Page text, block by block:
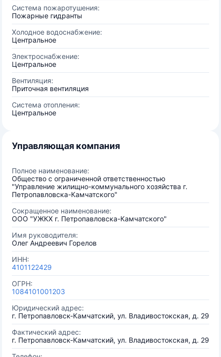
Система пожаротушения:
Пожарные гидранты
Холодное водоснабжение:
Центральное
Электроснабжение:
Центральное
Вентиляция:
Приточная вентиляция
Система отопления:
Центральное
Управляющая компания
Полное наименование:
Общество с ограниченной ответственностью
"Управление жилищно-коммунального хозяйства г.
Петропавловска-Камчатского"
Сокращенное наименование:
ООО "УЖКХ г. Петропавловска-Камчатского"
Имя руководителя:
Олег Андреевич Горелов
ИНН:
4101122429
ОГРН:
1084101001203
Юридический адрес:
г. Петропавловск-Камчатский, ул. Владивостокская, д. 29
Фактический адрес:
г. Петропавловск-Камчатский, ул. Владивостокская, д. 29